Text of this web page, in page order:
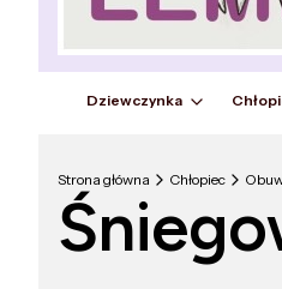
Dziewczynka
Strona główna Chłopiec